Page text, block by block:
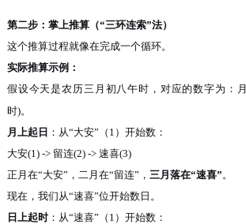
第二步：掌上推算（“三环连索”法）
这个推算过程就像在完成一个循环。
实际推算示例：
假设今天是农历三月初八午时，对应的数字为：月
时)。
月上起日 ：从“大安”（1）开始数：
大安(1) -> 留连(2) -> 速喜(3)
正月在“大安”，二月在“留连”， 三月落在“速喜” 。
现在，我们从“速喜”位开始数日。
日上起时：从“速喜”（1）开始数：